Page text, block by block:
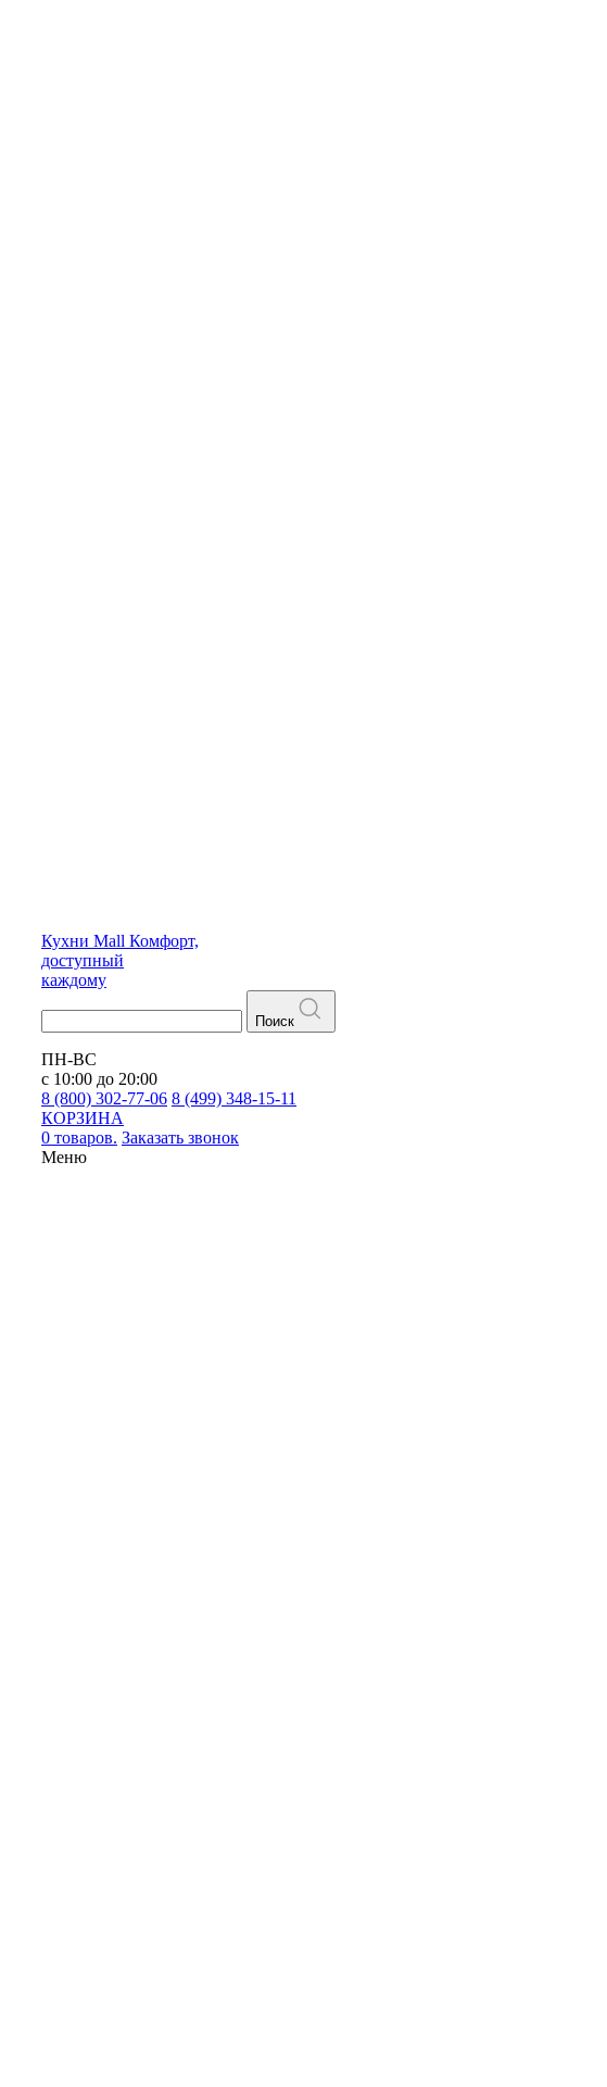
Кухни Mall Комфорт,
доступный
каждому
Поиск
ПН-ВС
с 10:00 до 20:00
8 (800) 302-77-06 8 (499) 348-15-11
КОРЗИНА
0 товаров. Заказать звонок
Меню